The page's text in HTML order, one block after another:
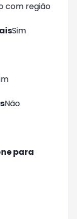
com região
Sim
Não
para